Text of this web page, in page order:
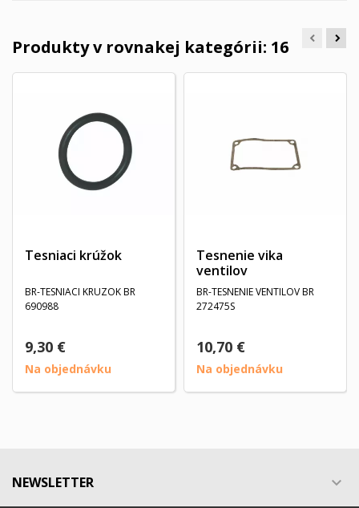
Produkty v rovnakej kategórii: 16
Tesniaci krúžok
BR-TESNIACI KRUZOK BR
690988
9,30 €
Na objednávku
Tesnenie vika
ventilov
BR-TESNENIE VENTILOV BR
272475S
10,70 €
Na objednávku
NEWSLETTER 